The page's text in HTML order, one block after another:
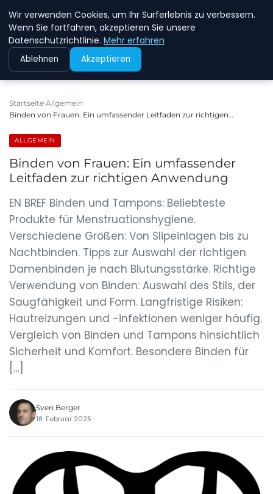
NEW ENERGY JOBS
Startseite Allgemein
Binden von Frauen: Ein umfassender Leitfaden zur richtigen…
ALLGEMEIN
Binden von Frauen: Ein umfassender
Leitfaden zur richtigen Anwendung
EN BREF Binden und Tampons: Beliebteste
Produkte für Menstruationshygiene.
Verschiedene Größen: Von Slipeinlagen bis zu
Nachtbinden. Tipps zur Auswahl der richtigen
Damenbinden je nach Blutungsstärke. Richtige
Verwendung von Binden: Auswahl des Stils, der
Saugfähigkeit und Form. Langfristige Risiken:
Hautreizungen und -infektionen weniger häufig.
Vergleich von Binden und Tampons hinsichtlich
Sicherheit und Komfort. Besondere Binden für
[…]
Sven Berger
18. Februar 2025
Wir verwenden Cookies, um Ihr Surferlebnis zu verbessern.
Wenn Sie fortfahren, akzeptieren Sie unsere
Datenschutzrichtlinie. Mehr erfahren
Ablehnen Akzeptieren